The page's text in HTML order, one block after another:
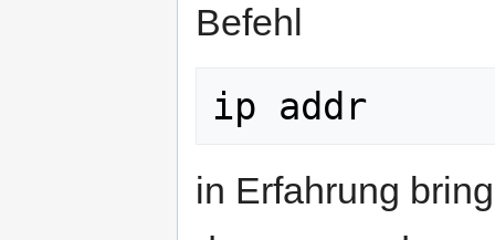
Befehl
ip addr
in Erfahrung